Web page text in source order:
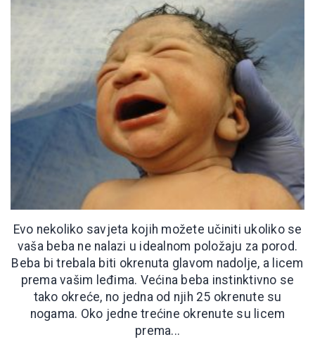
Evo nekoliko savjeta kojih možete učiniti ukoliko se
vaša beba ne nalazi u idealnom položaju za porod.
Beba bi trebala biti okrenuta glavom nadolje, a licem
prema vašim leđima. Većina beba instinktivno se
tako okreće, no jedna od njih 25 okrenute su
nogama. Oko jedne trećine okrenute su licem
prema...